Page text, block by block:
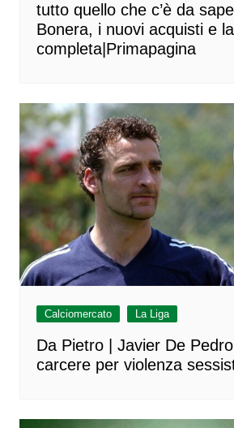
tutto quello che c’è da
Bonera, i nuovi acquisti e
completa|Primapagina
Calciomercato La Liga
Da Pietro | Javier De
carcere per violenza